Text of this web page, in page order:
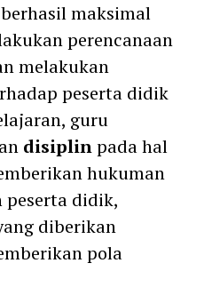
maksimal
perencanaan
melakukan
peserta didik
guru
disiplinpada hal
hukuman
didik,
diberikan
pola